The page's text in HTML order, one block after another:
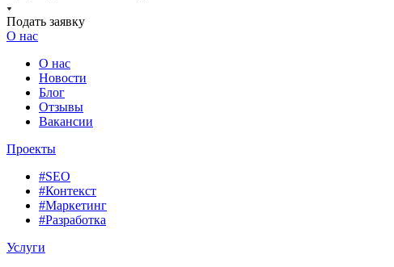
Подать заявку
О нас
О нас
Новости
Блог
Отзывы
Вакансии
Проекты
#SEO
#Контекст
#Маркетинг
#Разработка
Услуги